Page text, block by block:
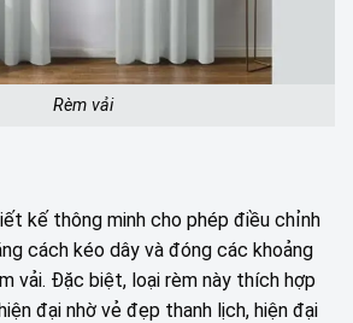
Rèm vải
kế thông minh cho phép điều chỉnh
cách kéo dây và đóng các khoảng
vải. Đặc biệt, loại rèm này thích hợp
đại nhờ vẻ đẹp thanh lịch, hiện đại